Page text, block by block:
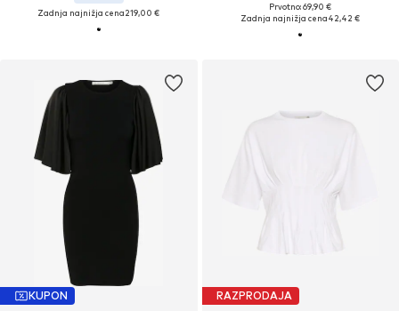
Zadnja najnižja cena219,00 €
Prvotno: 69,90 €
Zadnja najnižja cena42,42 €
KUPON RAZPRODAJA